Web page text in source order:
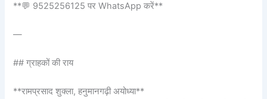
**💬 9525256125 पर WhatsApp करें**
—
## ग्राहकों की राय
**रामप्रसाद शुक्ला, हनुमानगढ़ी अयोध्या**